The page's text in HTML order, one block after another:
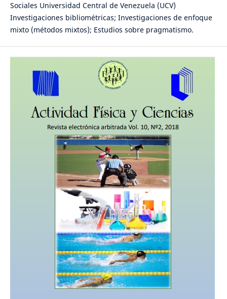
Sociales Universidad Central de Venezuela (UCV)
Investigaciones bibliométricas; Investigaciones de enfoque
mixto (métodos mixtos); Estudios sobre pragmatismo.